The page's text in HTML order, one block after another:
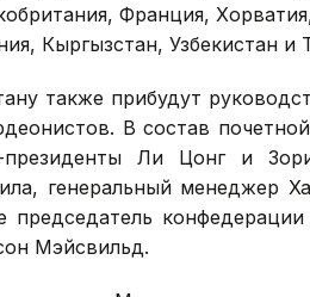
Франция,
Кыргызстан, Узбекистан и
также прибудут
В состав
президенты Ли Цонг и
генеральный менеджер
председатель
Мэйсвильд.